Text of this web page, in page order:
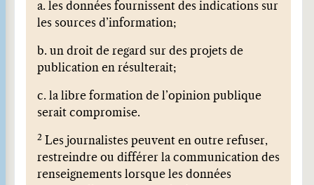
a. les données fournissent des indications sur
les sources d’information;
b. un droit de regard sur des projets de
publication en résulterait;
c. la libre formation de l’opinion publique
serait compromise.
2
Les journalistes peuvent en outre refuser,
restreindre ou différer la communication des
renseignements lorsque les données